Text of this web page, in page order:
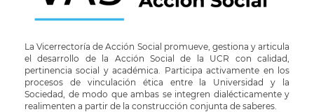
La Vicerrectoría de Acción Social promueve, gestiona y articula
el desarrollo de la Acción Social de la UCR con calidad,
pertinencia social y académica. Participa activamente en los
procesos de vinculación ética entre la Universidad y la
Sociedad, de modo que ambas se integren dialécticamente y
realimenten a partir de la construcción conjunta de saberes.